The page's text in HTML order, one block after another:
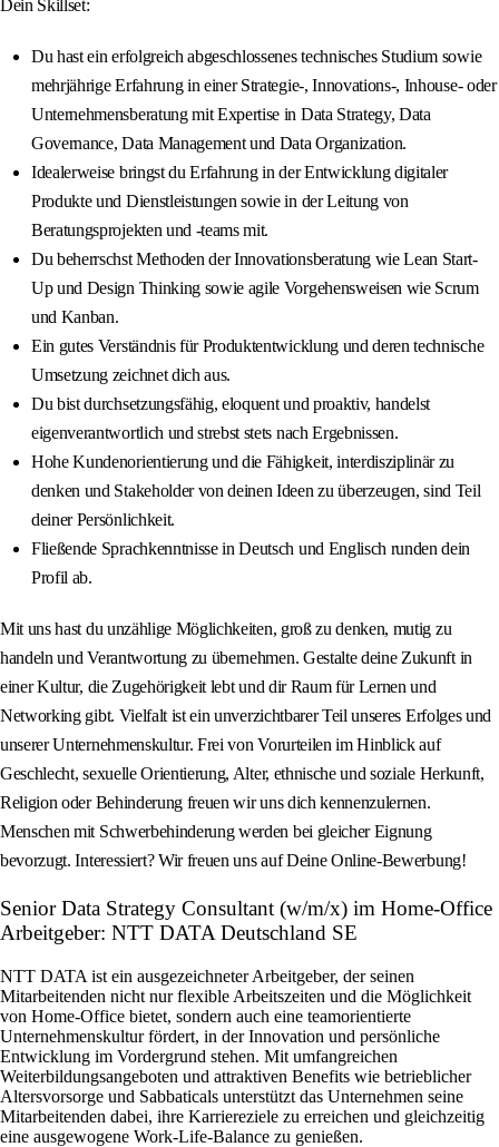
Dein Skillset:
Du hast ein erfolgreich abgeschlossenes technisches Studium sowie
mehrjährige Erfahrung in einer Strategie-, Innovations-, Inhouse- oder
Unternehmensberatung mit Expertise in Data Strategy, Data
Governance, Data Management und Data Organization.
Idealerweise bringst du Erfahrung in der Entwicklung digitaler
Produkte und Dienstleistungen sowie in der Leitung von
Beratungsprojekten und -teams mit.
Du beherrschst Methoden der Innovationsberatung wie Lean Start-
Up und Design Thinking sowie agile Vorgehensweisen wie Scrum
und Kanban.
Ein gutes Verständnis für Produktentwicklung und deren technische
Umsetzung zeichnet dich aus.
Du bist durchsetzungsfähig, eloquent und proaktiv, handelst
eigenverantwortlich und strebst stets nach Ergebnissen.
Hohe Kundenorientierung und die Fähigkeit, interdisziplinär zu
denken und Stakeholder von deinen Ideen zu überzeugen, sind Teil
deiner Persönlichkeit.
Fließende Sprachkenntnisse in Deutsch und Englisch runden dein
Profil ab.
Mit uns hast du unzählige Möglichkeiten, groß zu denken, mutig zu
handeln und Verantwortung zu übernehmen. Gestalte deine Zukunft in
einer Kultur, die Zugehörigkeit lebt und dir Raum für Lernen und
Networking gibt. Vielfalt ist ein unverzichtbarer Teil unseres Erfolges und
unserer Unternehmenskultur. Frei von Vorurteilen im Hinblick auf
Geschlecht, sexuelle Orientierung, Alter, ethnische und soziale Herkunft,
Religion oder Behinderung freuen wir uns dich kennenzulernen.
Menschen mit Schwerbehinderung werden bei gleicher Eignung
bevorzugt. Interessiert? Wir freuen uns auf Deine Online-Bewerbung!
Senior Data Strategy Consultant (w/m/x) im Home-Office
Arbeitgeber: NTT DATA Deutschland SE
NTT DATA ist ein ausgezeichneter Arbeitgeber, der seinen
Mitarbeitenden nicht nur flexible Arbeitszeiten und die Möglichkeit
von Home-Office bietet, sondern auch eine teamorientierte
Unternehmenskultur fördert, in der Innovation und persönliche
Entwicklung im Vordergrund stehen. Mit umfangreichen
Weiterbildungsangeboten und attraktiven Benefits wie betrieblicher
Altersvorsorge und Sabbaticals unterstützt das Unternehmen seine
Mitarbeitenden dabei, ihre Karriereziele zu erreichen und gleichzeitig
eine ausgewogene Work-Life-Balance zu genießen.